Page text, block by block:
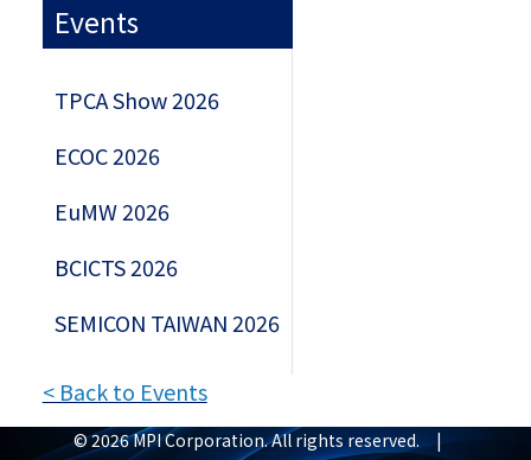
Events
TPCA Show 2026
ECOC 2026
EuMW 2026
BCICTS 2026
SEMICON TAIWAN 2026
< Back to Events
© 2026 MPI Corporation. All rights reserved. |